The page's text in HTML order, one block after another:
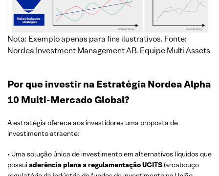
Nota: Exemplo apenas para fins ilustrativos. Fonte:
Nordea Investment Management AB. Equipe Multi Assets
Por que investir na Estratégia Nordea Alpha
10 Multi-Mercado Global?
A estratégia oferece aos investidores uma proposta de
investimento atraente:
• Uma solução única de investimento em alternativos líquidos que
possuiaderência plena a regulamentação UCITS(arcabouço